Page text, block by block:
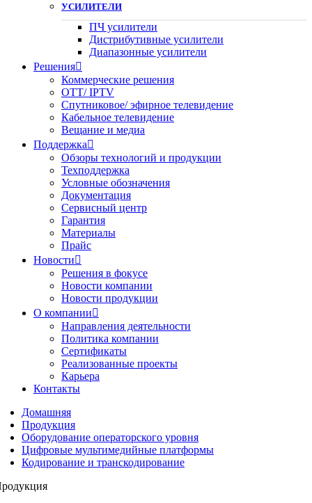
УСИЛИТЕЛИ
ПЧ усилители
Дистрибутивные усилители
Диапазонные усилители
Решения
Коммерческие решения
OTT/ IPTV
Спутниковое/ эфирное телевидение
Кабельное телевидение
Вещание и медиа
Поддержка
Обзоры технологий и продукции
Техподдержка
Условные обозначения
Документация
Сервисный центр
Гарантия
Материалы
Прайс
Новости
Решения в фокусе
Новости компании
Новости продукции
О компании
Направления деятельности
Политика компании
Сертификаты
Реализованные проекты
Карьера
Контакты
Домашняя
Продукция
Оборудование операторского уровня
Цифровые мультимедийные платформы
Кодирование и транскодирование